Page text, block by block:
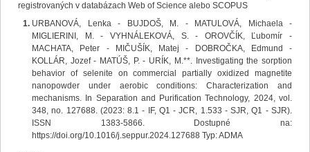
registrovaných v databázach Web of Science alebo SCOPUS
URBANOVÁ, Lenka - BUJDOŠ, M. - MATULOVÁ, Michaela -
MIGLIERINI, M. - VYHNÁLEKOVÁ, S. - OROVČÍK, Ľubomír -
MACHATA, Peter - MIČUŠÍK, Matej - DOBROČKA, Edmund -
KOLLÁR, Jozef - MATÚŠ, P. - URÍK, M.**. Investigating the sorption
behavior of selenite on commercial partially oxidized magnetite
nanopowder under aerobic conditions: Characterization and
mechanisms. In Separation and Purification Technology, 2024, vol.
348, no. 127688. (2023: 8.1 - IF, Q1 - JCR, 1.533 - SJR, Q1 - SJR).
ISSN 1383-5866. Dostupné na:
https://doi.org/10.1016/j.seppur.2024.127688 Typ: ADMA